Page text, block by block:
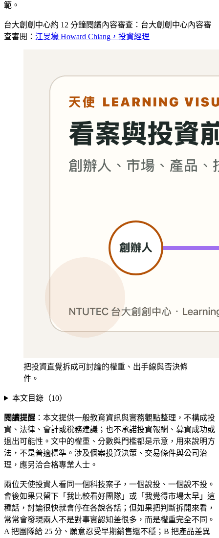
範。
台大創創中心約 12 分鐘閱讀內容審查： 台大創創中心內容審
查審閱： 江旻壕 Howard Chiang，投資經理
把投資直覺拆成可討論的權重、出手線與否決條
件。
本文目錄（10）
閱讀提醒 ：本文提供一般教育資訊與實務觀點整理，不構成投
資、法律、會計或稅務建議；也不承諾投資報酬、募資成功或
退出可能性。文中的權重、分數與門檻都是示意，用來說明方
法，不是普適標準。涉及個案投資決策、交易條件與公司治
理，應另洽合格專業人士。
兩位天使投資人看同一個科技案子，一個說投、一個說不投。
會後如果只留下「我比較看好團隊」或「我覺得市場太早」這
種話，討論很快就會停在各說各話；但如果把判斷拆開來看，
常常會發現兩人不是對事實認知差很多，而是權重完全不同。
A 把團隊給 25 分、願意忍受早期銷售還不穩；B 把產品差異